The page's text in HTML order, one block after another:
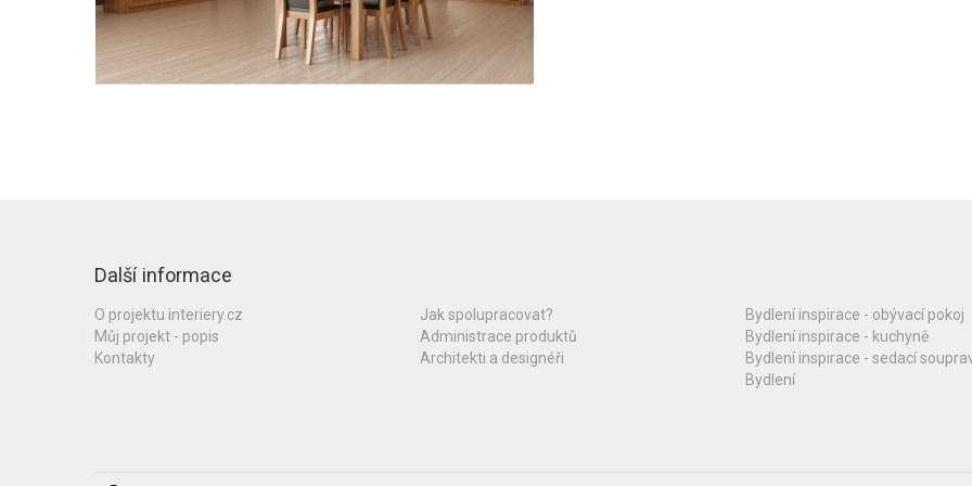
Další informace
O projektu interiery.cz
Můj projekt - popis
Kontakty
Jak spolupracovat?
Administrace produktů
Architekti a designéři
Bydlení inspirace - obývací pokoj
Bydlení inspirace - kuchyně
Bydlení inspirace - sedací
Bydlení